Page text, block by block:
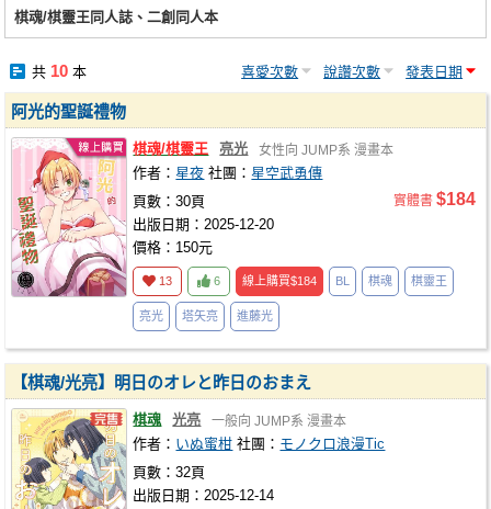
棋魂/棋靈王同人誌、二創同人本
共 10本 喜愛次數 說讚次數 發表日期
阿光的聖誕禮物
棋魂/棋靈王 亮光 女性向 JUMP系 漫畫本
作者：星夜 社團：星空武勇傳
頁數：30頁
出版日期：2025-12-20
價格：150元
實體書 $184
13 6 線上購買$184 BL 棋魂 棋靈王
亮光 塔矢亮 進藤光
【棋魂/光亮】明日のオレと昨日のおまえ
棋魂 光亮 一般向 JUMP系 漫畫本
作者： いぬ蜜柑 社團： モノクロ浪漫Tic
頁數：32頁
出版日期：2025-12-14